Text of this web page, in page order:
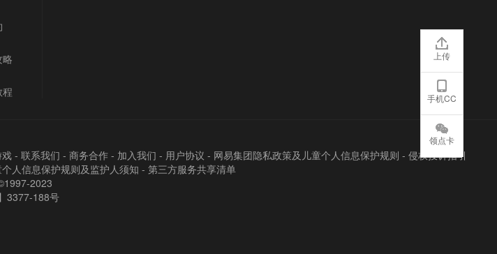
- 联系我们 - 商务合作 - 加入我们 - 用户协议 - 网易集团隐私政策及儿童个人信息保护规则 - 侵权投诉指引
人信息保护规则及监护人须知 - 第三方服务共享清单
2023
3377-188号
上传
手机CC
领点卡